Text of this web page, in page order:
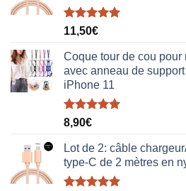
Note5.00
11,50€
Coque tour de cou
avec anneau de
iPhone 11
Note5.00
8,90€
Lot de 2: câble
type-C de 2 mètres en